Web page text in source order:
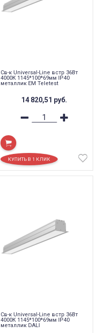
Св-к Universal-Line встр 36Вт
4000К 1145*100*69мм IP40
металлик EM Teletest
14 820,51 руб.
Св-к Universal-Line встр 36Вт
4000К 1145*100*69мм IP40
металлик DALI